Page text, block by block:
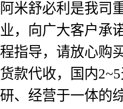
阿米舒必利是我司
业，向广大客户承
程指导，请放心购
货款代收，国内
研、经营于一体的